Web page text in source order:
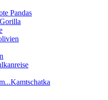
Pandas